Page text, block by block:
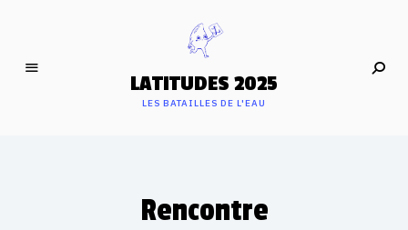
LATITUDES 2025
LES BATAILLES DE L'EAU
Rencontre